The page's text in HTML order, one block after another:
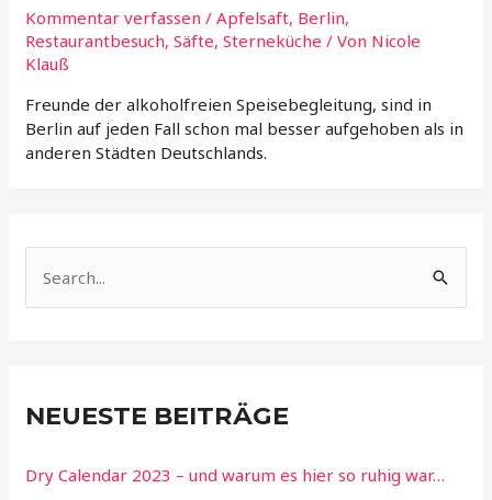
Kommentar verfassen /Apfelsaft, Berlin,
Restaurantbesuch,Säfte,Sterneküche / Von Nicole
Klauß
Freunde der alkoholfreien Speisebegleitung, sind in
Berlin auf jeden Fall schon mal besser aufgehoben als in
anderen Städten Deutschlands.
n
NEUESTE BEITRÄGE
Dry Calendar 2023 – und warum es hier so ruhig war…